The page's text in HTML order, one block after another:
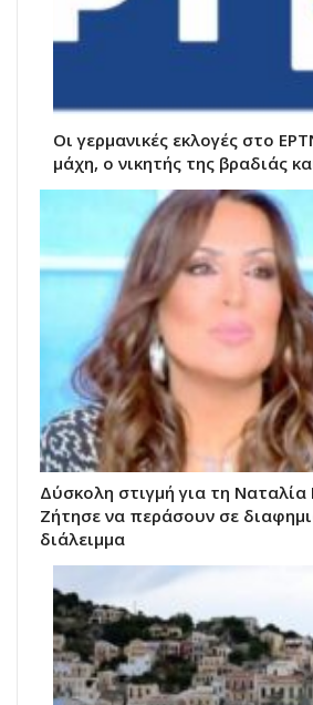
Οι γερμανικές εκλογές στο
μάχη, ο νικητής της βραδιάς
Δύσκολη στιγμή για τη Ναταλία
Ζήτησε να περάσουν σε
διάλειμμα